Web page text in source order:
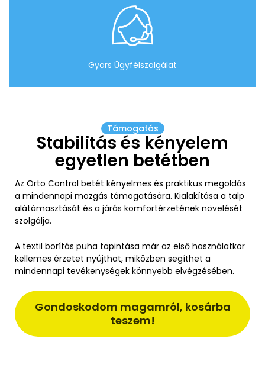
Gyors Ügyfélszolgálat
Támogatás
Stabilitás és kényelem
egyetlen betétben
Az Orto Control betét kényelmes és praktikus megoldás
a mindennapi mozgás támogatására. Kialakítása a talp
alátámasztását és a járás komfortérzetének növelését
szolgálja.
A textil borítás puha tapintása már az első használatkor
kellemes érzetet nyújthat, miközben segíthet a
mindennapi tevékenységek könnyebb elvégzésében.
Gondoskodom magamról, kosárba
teszem!